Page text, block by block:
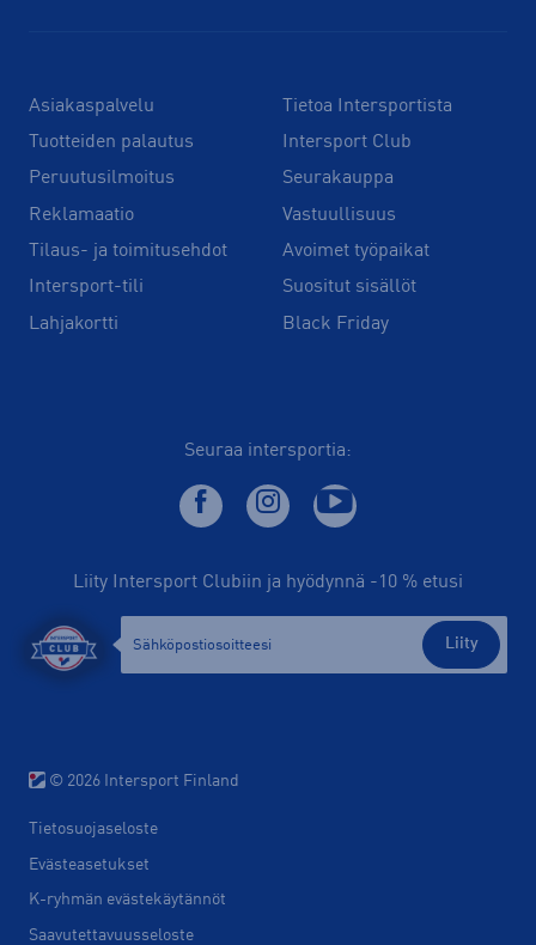
Asiakaspalvelu
Tuotteiden palautus
Peruutusilmoitus
Reklamaatio
Tilaus- ja toimitusehdot
Intersport-tili
Lahjakortti
Tietoa Intersportista
Intersport Club
Seurakauppa
Vastuullisuus
Avoimet työpaikat
Suositut sisällöt
Black Friday
Seuraa intersportia:
Liity Intersport Clubiin ja hyödynnä -10 % etusi
Liity
© 2026 Intersport Finland
Tietosuojaseloste
Evästeasetukset
K-ryhmän evästekäytännöt
Saavutettavuusseloste